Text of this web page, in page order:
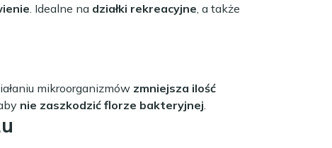
. Idealne na działki rekreacyjne , a także
mikroorganizmów zmniejsza ilość
nie zaszkodzić florze bakteryjnej